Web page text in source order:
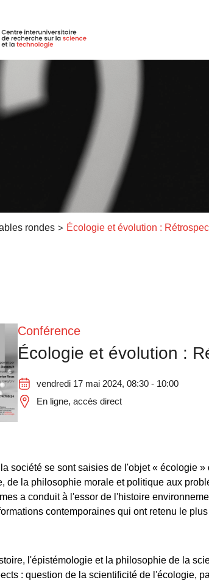
rondes >
Conférence
Écologie et évolution :
vendredi 17 mai 2024, 08:30 - 10:00
En ligne, accès direct
société se sont saisies de l'objet « écologie
de la philosophie morale et politique aux
a conduit à l'essor de l'histoire
contemporaines qui ont retenu le
l'épistémologie et la philosophie de la
: question de la scientificité de l'écologie,